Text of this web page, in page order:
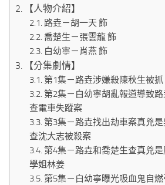
【人物介紹】
路垚－胡一天 飾
喬楚生－張雲龍 飾
白幼寧－肖燕 飾
【分集劇情】
第1集－路垚涉嫌殺陳秋生被
第2集－白幼寧胡亂報道導致
查電車失蹤案
第3集－路垚找出劫車案真兇
查沈大志被殺案
第4集－路垚和喬楚生查真兇
學姐林姜
第5集－白幼寧曝光吸血鬼自